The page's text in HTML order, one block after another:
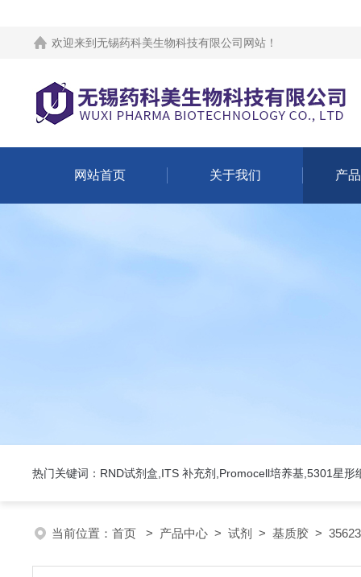
欢迎来到 无锡药科美生物科技有限公司网站 ！
网站首页 关于我们 产
热门关键词：RND试剂盒,ITS 补充剂,Promocell培养基,5301星形
当前位置： 首页 > 产品中心 > 试剂 > 基质胶 >